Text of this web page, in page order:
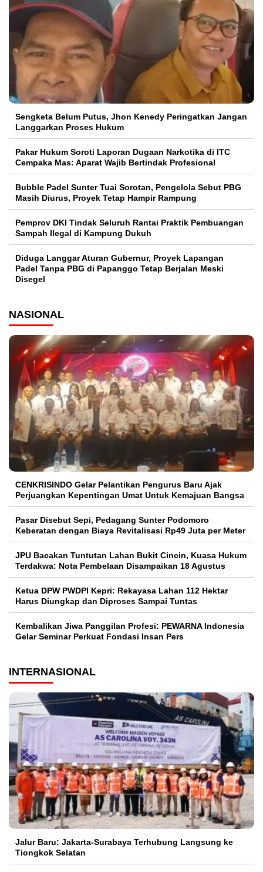
Sengketa Belum Putus, Jhon Kenedy Peringatkan Jangan
Langgarkan Proses Hukum
Pakar Hukum Soroti Laporan Dugaan Narkotika di ITC
Cempaka Mas: Aparat Wajib Bertindak Profesional
Bubble Padel Sunter Tuai Sorotan, Pengelola Sebut PBG
Masih Diurus, Proyek Tetap Hampir Rampung
Pemprov DKI Tindak Seluruh Rantai Praktik Pembuangan
Sampah Ilegal di Kampung Dukuh
Diduga Langgar Aturan Gubernur, Proyek Lapangan
Padel Tanpa PBG di Papanggo Tetap Berjalan Meski
Disegel
NASIONAL
CENKRISINDO Gelar Pelantikan Pengurus Baru Ajak
Perjuangkan Kepentingan Umat Untuk Kemajuan Bangsa
Pasar Disebut Sepi, Pedagang Sunter Podomoro
Keberatan dengan Biaya Revitalisasi Rp49 Juta per Meter
JPU Bacakan Tuntutan Lahan Bukit Cincin, Kuasa Hukum
Terdakwa: Nota Pembelaan Disampaikan 18 Agustus
Ketua DPW PWDPI Kepri: Rekayasa Lahan 112 Hektar
Harus Diungkap dan Diproses Sampai Tuntas
Kembalikan Jiwa Panggilan Profesi: PEWARNA Indonesia
Gelar Seminar Perkuat Fondasi Insan Pers
INTERNASIONAL
Jalur Baru: Jakarta-Surabaya Terhubung Langsung ke
Tiongkok Selatan